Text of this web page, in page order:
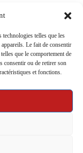
telles que les
Le fait de consentir
que le comportement de
consentir ou de retirer son
et fonctions.
Désespoir lors du
dans la Santé
2024